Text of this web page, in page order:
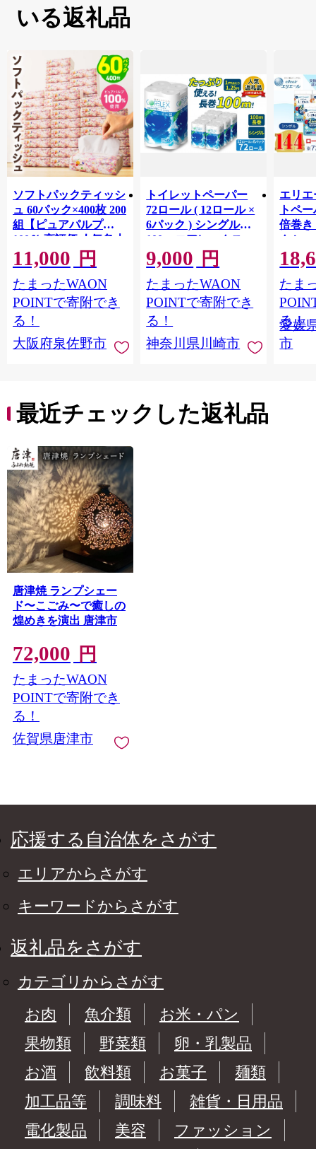
いる返礼品
ソフトパックティッシ
ュ 60パック×400枚 200
組【ピュアパルプ
100％ 高評価 人気急上
昇 まとめ買い 日用品
常備品 てぃっしゅ 備
蓄 防災 箱なし】
010B1754
11,000 円
たまったWAON
POINTで寄附でき
る！
大阪府泉佐野市
トイレットペーパー
72ロール ( 12ロール ×
6パック ) シングル
100m コアレックス
FSCリサイクルロール
長巻タイプ 再生紙
100％ 日用品 消耗品
防災 備蓄 トイレット
ペーパー トイレ 神奈
川県 川崎市 トイレッ
トペーパー 新生活 生
便利 サステナブル エ
コ トイレットペーパ
9,000 円
たまったWAON
POINTで寄附でき
る！
神奈川県川崎市
エリ
トペ
倍巻き
ク
（シ
× 6パ
品 新
媛県
たま
る！
愛媛
市
最近チェックした返礼品
唐津焼 ランプシェー
ド〜こごみ〜で癒しの
煌めきを演出 唐津市
72,000 円
たまったWAON
POINTで寄附でき
る！
佐賀県唐津市
応援する自治体をさがす
エリアからさがす
キーワードからさがす
返礼品をさがす
カテゴリからさがす
お肉
魚介類
お米・パン
果物類
野菜類
卵・乳製品
お酒
飲料類 お菓子
麺類
加工品等
調味料
雑貨・日用品
電化製品
美容
ファッション